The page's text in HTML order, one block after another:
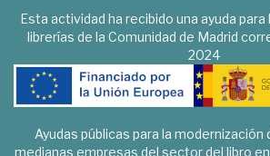
Esta actividad ha recibido una ayuda
librerías de la Comunidad de Madrid
2024
Ayudas públicas para la modernización
medianas empresas del sector del libro